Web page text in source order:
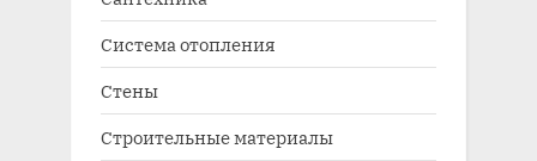
Система отопления
Стены
Строительные материалы